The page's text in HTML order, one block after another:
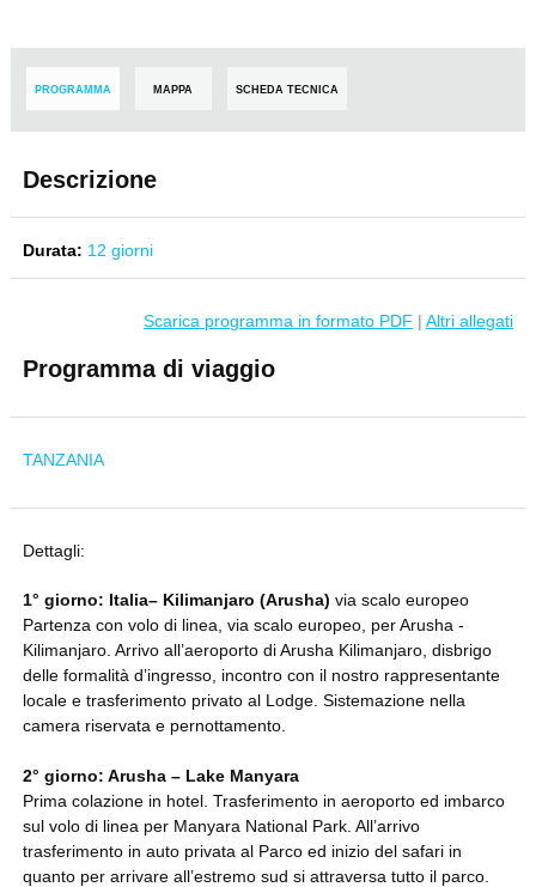
PROGRAMMA MAPPA SCHEDA TECNICA
Descrizione
Durata: 12 giorni
Scarica programma in formato PDF | Altri allegati
Programma di viaggio
TANZANIA
Dettagli:
1° giorno: Italia– Kilimanjaro (Arusha) via scalo europeo
Partenza con volo di linea, via scalo europeo, per Arusha -
Kilimanjaro. Arrivo all’aeroporto di Arusha Kilimanjaro, disbrigo
delle formalità d’ingresso, incontro con il nostro rappresentante
locale e trasferimento privato al Lodge. Sistemazione nella
camera riservata e pernottamento.
2° giorno: Arusha – Lake Manyara
Prima colazione in hotel. Trasferimento in aeroporto ed imbarco
sul volo di linea per Manyara National Park. All’arrivo
trasferimento in auto privata al Parco ed inizio del safari in
quanto per arrivare all’estremo sud si attraversa tutto il parco.